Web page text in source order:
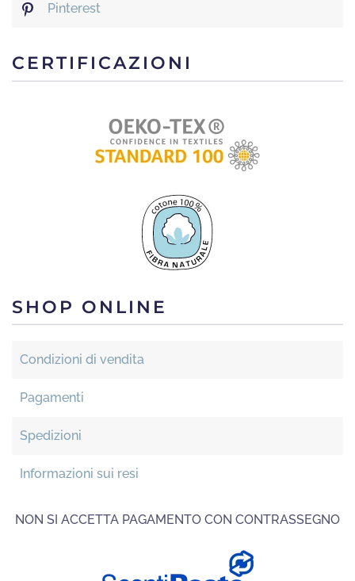
Pinterest
CERTIFICAZIONI
SHOP ONLINE
Condizioni di vendita
Pagamenti
Spedizioni
Informazioni sui resi
NON SI ACCETTA PAGAMENTO CON CONTRASSEGNO